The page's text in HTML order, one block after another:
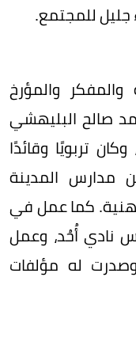
للمجتمع.
والمؤرخ
صالح البليهشي
تربويًا وقائدًا
مدارس المدينة
كما عمل في
نادي أُحُد، وعمل
له مؤلفات